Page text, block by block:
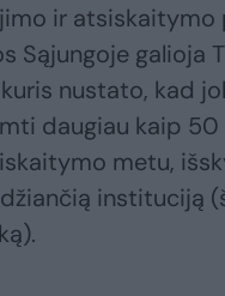
ir atsiskaitymo
Sąjungoje galioja
nustato, kad
daugiau kaip
metu,
instituciją